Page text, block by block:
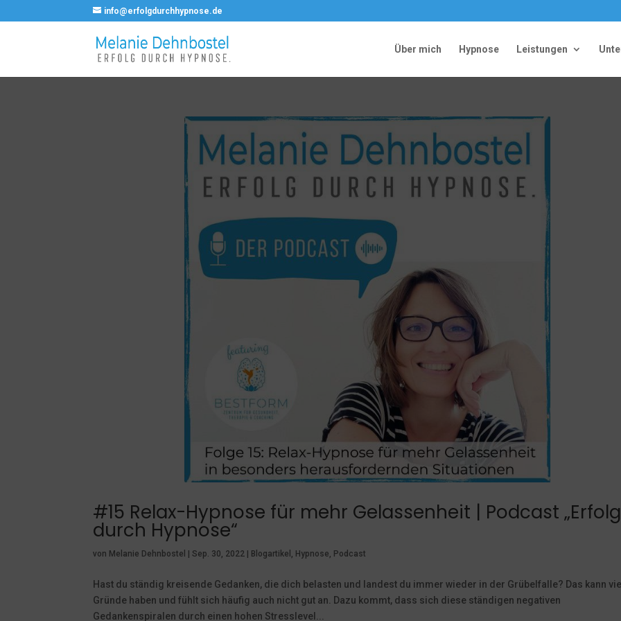
info@erfolgdurchhypnose.de
Über mich Hypnose Leistungen
#15 Relax-Hypnose für mehr Gelassenheit | Podcast „Erfolg
durch Hypnose“
von Melanie Dehnbostel |Sep. 30, 2022 | Blogartikel Hypnose Podcast
Hast du ständig kreisende Gedanken, die dich belasten und landest du immer wieder in der Grübelfalle? Das kann
Gründe haben und fühlt sich häufig auch nicht gut an. Dazu kommt, dass sich diese ständigen negativen
Gedankenspiralen durch einen hohen Stresslevel...